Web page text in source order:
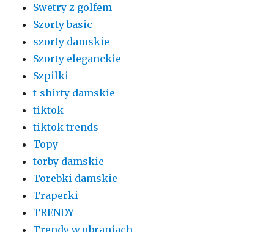
Swetry z golfem
Szorty basic
szorty damskie
Szorty eleganckie
Szpilki
t-shirty damskie
tiktok
tiktok trends
Topy
torby damskie
Torebki damskie
Traperki
TRENDY
Trendy w ubraniach